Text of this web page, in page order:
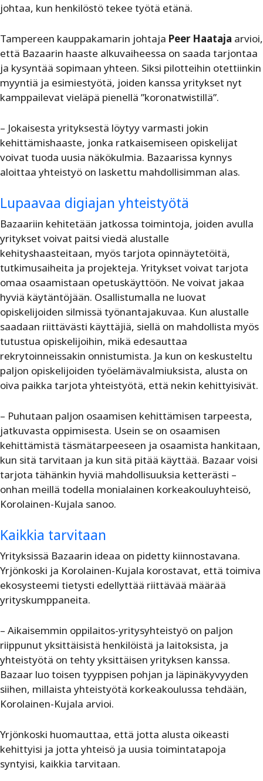
johtaa, kun henkilöstö tekee työtä etänä.
Tampereen kauppakamarin johtaja Peer Haataja arvioi,
että Bazaarin haaste alkuvaiheessa on saada tarjontaa
ja kysyntää sopimaan yhteen. Siksi pilotteihin otettiinkin
myyntiä ja esimiestyötä, joiden kanssa yritykset nyt
kamppailevat vieläpä pienellä ”koronatwistillä”.
– Jokaisesta yrityksestä löytyy varmasti jokin
kehittämishaaste, jonka ratkaisemiseen opiskelijat
voivat tuoda uusia näkökulmia. Bazaarissa kynnys
aloittaa yhteistyö on laskettu mahdollisimman alas.
Lupaavaa digiajan yhteistyötä
Bazaariin kehitetään jatkossa toimintoja, joiden avulla
yritykset voivat paitsi viedä alustalle
kehityshaasteitaan, myös tarjota opinnäytetöitä,
tutkimusaiheita ja projekteja. Yritykset voivat tarjota
omaa osaamistaan opetuskäyttöön. Ne voivat jakaa
hyviä käytäntöjään. Osallistumalla ne luovat
opiskelijoiden silmissä työnantajakuvaa. Kun alustalle
saadaan riittävästi käyttäjiä, siellä on mahdollista myös
tutustua opiskelijoihin, mikä edesauttaa
rekrytoinneissakin onnistumista. Ja kun on keskusteltu
paljon opiskelijoiden työelämävalmiuksista, alusta on
oiva paikka tarjota yhteistyötä, että nekin kehittyisivät.
– Puhutaan paljon osaamisen kehittämisen tarpeesta,
jatkuvasta oppimisesta. Usein se on osaamisen
kehittämistä täsmätarpeeseen ja osaamista hankitaan,
kun sitä tarvitaan ja kun sitä pitää käyttää. Bazaar voisi
tarjota tähänkin hyviä mahdollisuuksia ketterästi –
onhan meillä todella monialainen korkeakouluyhteisö,
Korolainen-Kujala sanoo.
Kaikkia tarvitaan
Yrityksissä Bazaarin ideaa on pidetty kiinnostavana.
Yrjönkoski ja Korolainen-Kujala korostavat, että toimiva
ekosysteemi tietysti edellyttää riittävää määrää
yrityskumppaneita.
– Aikaisemmin oppilaitos-yritysyhteistyö on paljon
riippunut yksittäisistä henkilöistä ja laitoksista, ja
yhteistyötä on tehty yksittäisen yrityksen kanssa.
Bazaar luo toisen tyyppisen pohjan ja läpinäkyvyyden
siihen, millaista yhteistyötä korkeakoulussa tehdään,
Korolainen-Kujala arvioi.
Yrjönkoski huomauttaa, että jotta alusta oikeasti
kehittyisi ja jotta yhteisö ja uusia toimintatapoja
syntyisi, kaikkia tarvitaan.